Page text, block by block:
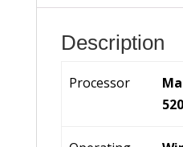
Description
Processor